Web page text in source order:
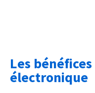
Les
électronique